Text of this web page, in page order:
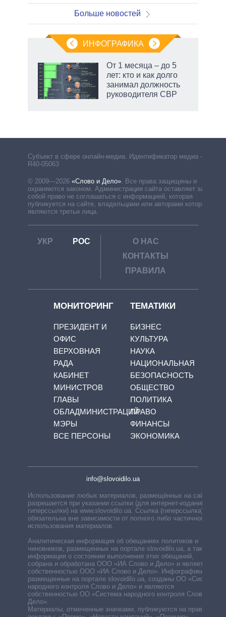
Больше новостей
ИНФОГРАФИКА
От 1 месяца – до 5
лет: кто и как долго
занимал должность
руководителя СВР
Субъект в сфере онлайн-медиа. Идентификатор медиа –
R40-05063
© 2009—2026 «Слово и Дело». Все права защищены и
охраняются законом. Администрация сайта оставляет за
собой право не соглашаться с информацией, которая
публикуется на сайте, владельцами или авторами которой
являются третьи лица.
УКР РОС
О НАС
КОНТАКТЫ
ПРАВИЛА
МОНИТОРИНГ
ПРЕЗИДЕНТ И
ОФИС
ВЕРХОВНАЯ
РАДА
КАБИНЕТ
МИНИСТРОВ
ГЛАВЫ
ОБЛАДМИНИСТРАЦИЙ
МЭРЫ
ВСЕ ПЕРСОНЫ
ТЕМАТИКИ
БИЗНЕС
КУЛЬТУРА
НАУКА
НАЦИОНАЛЬНАЯ
БЕЗОПАСНОСТЬ
ОБЩЕСТВО
ПОЛИТИКА
ПРАВО
ФИНАНСЫ
ЭКОНОМИКА
info@slovoidilo.ua
Использование любых материалов, размещённых на сайте,
разрешается при указании ссылки (для интернет-изданий —
гиперссылки) на www.slovoidilo.ua. Ссылка (гиперссылка)
обязательна вне зависимости от полного либо частичного
использования материалов.
Аналитическая информация об обещаниях политиков и
чиновников, размещенных на портале slovoidilo.ua, а также
информация о состоянии выполнения этих обещаний,
собрана и обработана ООО «ИА Слово и Дело» и является
собственностью ООО «ИА Слово и Дело». Инфографики,
размещенные на портале slovoidilo.ua, созданы ОО «Система
народного контроля Слово и Дело» и являются
собственностью ОО «Система народного контроля Слово и
Дело».
Материалы, отмеченные значками, публикуются на правах